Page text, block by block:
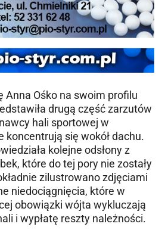
Anna Ośko na swoim profilu
drugą część zarzutów
hali sportowej w
koncentrują się wokół dachu.
kolejne odsłony z
które do tej pory nie zostały
zilustrowano zdjęciami
niedociągnięcia, które w
obowiązki wójta wykluczają
i wypłatę reszty należności.